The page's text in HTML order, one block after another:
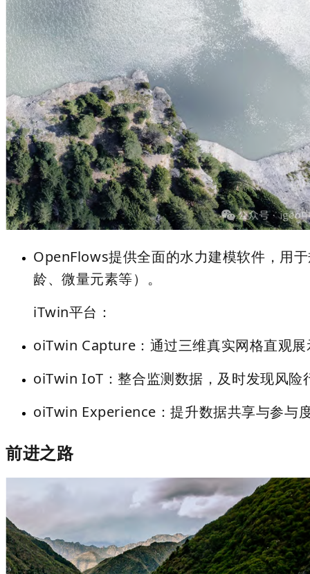
OpenFlows提供全面的水力建模软件，用
龄、微量元素等）。
iTwin平台 ：
oiTwin Capture：通过三维真实网格直观
oiTwin IoT：整合监测数据，及时发现风险
oiTwin Experience：提升数据共享与参与
前进之路